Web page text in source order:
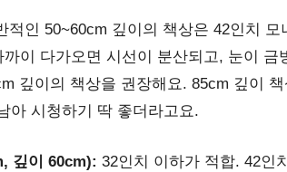
인 50~60cm 깊이의 책상은 42인치 모
이 다가오면 시선이 분산되고, 눈이 금
깊이의 책상을 권장해요. 85cm 깊이
아 시청하기 딱 좋더라고요.
깊이 60cm): 32인치 이하가 적합. 42인